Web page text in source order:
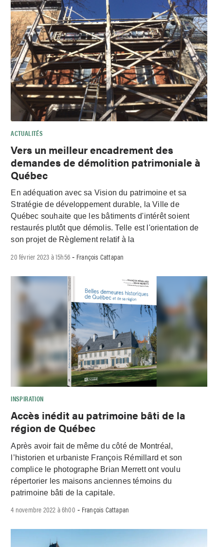
ACTUALITÉS
Vers un meilleur encadrement des
demandes de démolition patrimoniale à
Québec
En adéquation avec sa Vision du patrimoine et sa
Stratégie de développement durable, la Ville de
Québec souhaite que les bâtiments d'intérêt soient
restaurés plutôt que démolis. Telle est l'orientation de
son projet de Règlement relatif à la
20 février 2023 à 15h56 - François Cattapan
INSPIRATION
Accès inédit au patrimoine bâti de la
région de Québec
Après avoir fait de même du côté de Montréal,
l’historien et urbaniste François Rémillard et son
complice le photographe Brian Merrett ont voulu
répertorier les maisons anciennes témoins du
patrimoine bâti de la capitale.
4 novembre 2022 à 6h00 - François Cattapan